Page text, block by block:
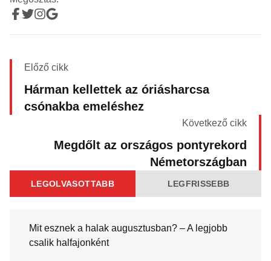
Előző cikk
Hárman kellettek az óriásharcsa
csónakba emeléshez
Következő cikk
Megdőlt az országos pontyrekord
Németországban
LEGOLVASOTTABB LEGFRISSEBB
Mit esznek a halak augusztusban? – A legjobb
csalik halfajonként